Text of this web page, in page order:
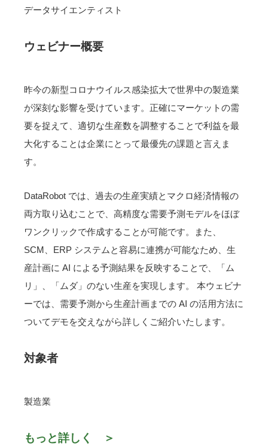
データサイエンティスト
ウェビナー概要
昨今の新型コロナウイルス感染拡大で世界中の製造業
が深刻な影響を受けています。正確にマーケットの需
要を捉えて、適切な生産数を調整することで利益を最
大化することは企業にとって最優先の課題と言えま
す。
DataRobot では、過去の生産実績とマクロ経済情報の
両方取り込むことで、高精度な需要予測モデルをほぼ
ワンクリックで作成することが可能です。また、
SCM、ERP システムと容易に連携が可能なため、生
産計画に AI による予測結果を反映することで、「ム
リ」、「ムダ」のない生産を実現します。 本ウェビナ
ーでは、需要予測から生産計画までの AI の活用方法に
ついてデモを交えながら詳しくご紹介いたします。
対象者
製造業
もっと詳しく ＞